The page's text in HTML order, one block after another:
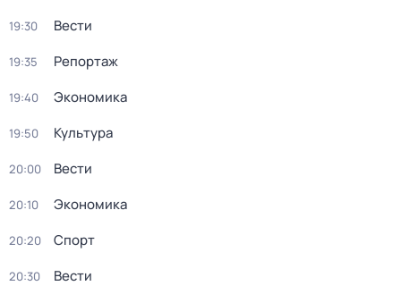
19:30 Вести
19:35 Репортаж
19:40 Экономика
19:50 Культура
20:00 Вести
20:10 Экономика
20:20 Спорт
20:30 Вести